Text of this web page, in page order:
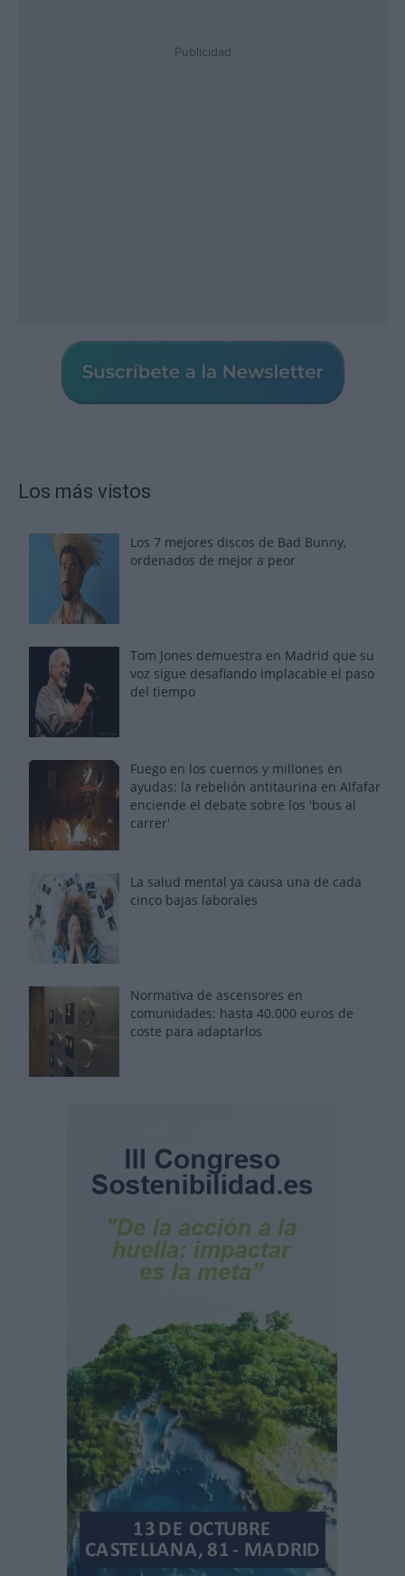
Publicidad
Los más vistos
Los 7 mejores discos de Bad Bunny,
ordenados de mejor a peor
Tom Jones demuestra en Madrid que su
voz sigue desafiando implacable el paso
del tiempo
Fuego en los cuernos y millones en
ayudas: la rebelión antitaurina en Alfafar
enciende el debate sobre los 'bous al
carrer'
La salud mental ya causa una de cada
cinco bajas laborales
Normativa de ascensores en
comunidades: hasta 40.000 euros de
coste para adaptarlos